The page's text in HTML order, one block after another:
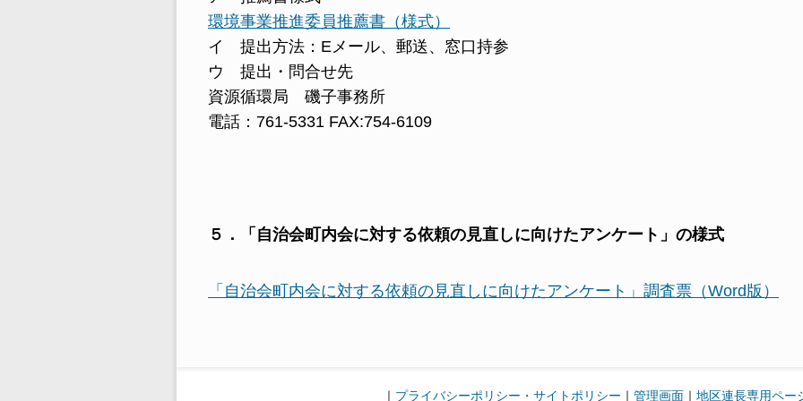
環境事業推進委員推薦書（様式）
イ 提出方法：Eメール、郵送、窓口持参
ウ 提出・問合せ先
資源循環局 磯子事務所
電話：761-5331 FAX:754-6109
５．「自治会町内会に対する依頼の見直しに向けたアンケート」の様式
「自治会町内会に対する依頼の見直しに向けたアンケート」調査票（Word版）
｜ プライバシーポリシー・サイトポリシー ｜ 管理画面 ｜ 地区連長専用ペー